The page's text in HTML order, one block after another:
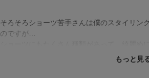
そろそろショーツ苦手さんは僕のスタイリン
のですが…
昨日は雨が降っていたので、レインブーツ
もっと見